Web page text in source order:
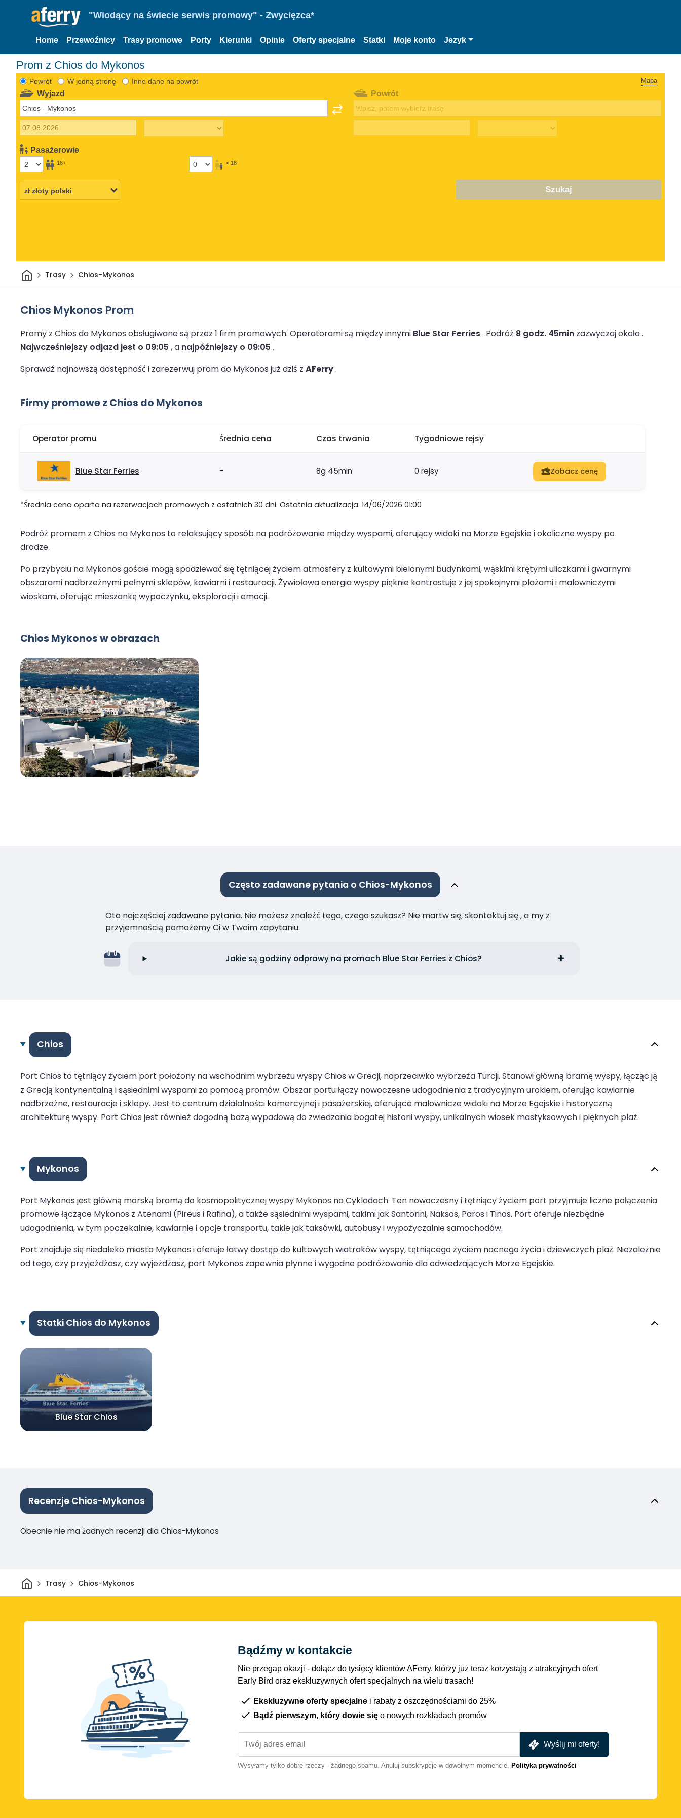
"Wiodący na świecie serwis promowy" - Zwycięzca*
Home Przewoźnicy Trasy promowe Porty Kierunki Opinie Oferty specjalne Statki Moje konto Jezyk
Prom z Chios do Mykonos
Powrót W jedną stronę Inne dane na powrót Mapa
Wyjazd
Pasażerowie
18+ < 18
Powrót
Szukaj
DomTrasy Chios-Mykonos
Chios Mykonos Prom
Promy z Chios do Mykonos obsługiwane są przez 1 firm promowych. Operatorami są między innymi Blue Star Ferries. Podróż 8 godz. 45min zazwyczaj około .
Najwcześniejszy odjazd jest o 09:05 , a najpóźniejszy o 09:05 .
Sprawdź najnowszą dostępność i zarezerwuj prom do Mykonos już dziś z AFerry.
Firmy promowe z Chios do Mykonos
Operator promu Średnia cena Czas trwania Tygodniowe rejsy
Blue Star Ferries - 8g 45min 0 rejsy Zobacz cenę
*Średnia cena oparta na rezerwacjach promowych z ostatnich 30 dni. Ostatnia aktualizacja: 14/06/2026 01:00
Podróż promem z Chios na Mykonos to relaksujący sposób na podróżowanie między wyspami, oferujący widoki na Morze Egejskie i okoliczne wyspy po
drodze.
Po przybyciu na Mykonos goście mogą spodziewać się tętniącej życiem atmosfery z kultowymi bielonymi budynkami, wąskimi krętymi uliczkami i gwarnymi
obszarami nadbrzeżnymi pełnymi sklepów, kawiarni i restauracji. Żywiołowa energia wyspy pięknie kontrastuje z jej spokojnymi plażami i malowniczymi
wioskami, oferując mieszankę wypoczynku, eksploracji i emocji.
Chios Mykonos w obrazach
Często zadawane pytania o Chios-Mykonos
Oto najczęściej zadawane pytania. Nie możesz znaleźć tego, czego szukasz? Nie martw się, skontaktuj się , a my z
przyjemnością pomożemy Ci w Twoim zapytaniu.
Jakie są godziny odprawy na promach Blue Star Ferries z Chios?
Chios
Port Chios to tętniący życiem port położony na wschodnim wybrzeżu wyspy Chios w Grecji, naprzeciwko wybrzeża Turcji. Stanowi główną bramę wyspy, łącząc ją
z Grecją kontynentalną i sąsiednimi wyspami za pomocą promów. Obszar portu łączy nowoczesne udogodnienia z tradycyjnym urokiem, oferując kawiarnie
nadbrzeżne, restauracje i sklepy. Jest to centrum działalności komercyjnej i pasażerskiej, oferujące malownicze widoki na Morze Egejskie i historyczną
architekturę wyspy. Port Chios jest również dogodną bazą wypadową do zwiedzania bogatej historii wyspy, unikalnych wiosek mastyksowych i pięknych plaż.
Mykonos
Port Mykonos jest główną morską bramą do kosmopolitycznej wyspy Mykonos na Cykladach. Ten nowoczesny i tętniący życiem port przyjmuje liczne połączenia
promowe łączące Mykonos z Atenami (Pireus i Rafina), a także sąsiednimi wyspami, takimi jak Santorini, Naksos, Paros i Tinos. Port oferuje niezbędne
udogodnienia, w tym poczekalnie, kawiarnie i opcje transportu, takie jak taksówki, autobusy i wypożyczalnie samochodów.
Port znajduje się niedaleko miasta Mykonos i oferuje łatwy dostęp do kultowych wiatraków wyspy, tętniącego życiem nocnego życia i dziewiczych plaż. Niezależnie
od tego, czy przyjeżdżasz, czy wyjeżdżasz, port Mykonos zapewnia płynne i wygodne podróżowanie dla odwiedzających Morze Egejskie.
Statki Chios do Mykonos
Blue Star Chios
Recenzje Chios-Mykonos
Obecnie nie ma żadnych recenzji dla Chios-Mykonos
DomTrasy Chios-Mykonos
Bądźmy w kontakcie
Nie przegap okazji - dołącz do tysięcy klientów AFerry, którzy już teraz korzystają z atrakcyjnych ofert
Early Bird oraz ekskluzywnych ofert specjalnych na wielu trasach!
Ekskluzywne oferty specjalne i rabaty z oszczędnościami do 25%
Bądź pierwszym, który dowie się o nowych rozkładach promów
Wyślij mi oferty!
Wysyłamy tylko dobre rzeczy - żadnego spamu. Anuluj subskrypcję w dowolnym momencie. Polityka prywatności